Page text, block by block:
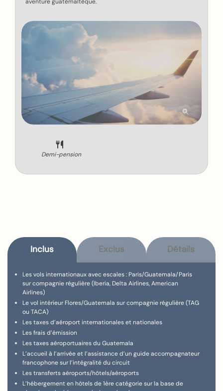
aventure guatémaltèque.
Demi-pension
Inclus Exclus Détails
Les vols internationaux avec escales : Paris/Guatemala/Paris
sur compagnie régulière (Iberia, Delta Airlines, American
Airlines)
Le vol intérieur Flores/Guatemala sur compagnie régulière (TAG
ou TACA)
Les taxes d’aéroport internationales et nationales
Les frais d’émission
Les taxes aéroportuaires du Guatemala
L’accueil à l’arrivée et l’assistance d’un guide accompagnateur
francophone sur l’intégralité du circuit
Les transferts aéroports/hôtels/aéroports
L’hébergement en hôtels de 1ère catégorie sur la base de